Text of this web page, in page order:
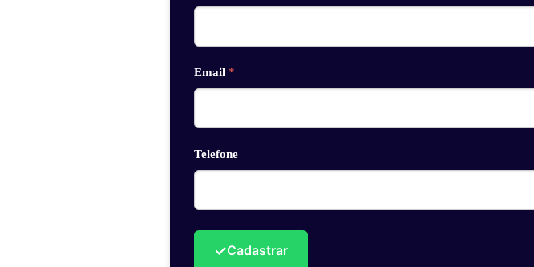
Email *
Telefone
✓Cadastrar